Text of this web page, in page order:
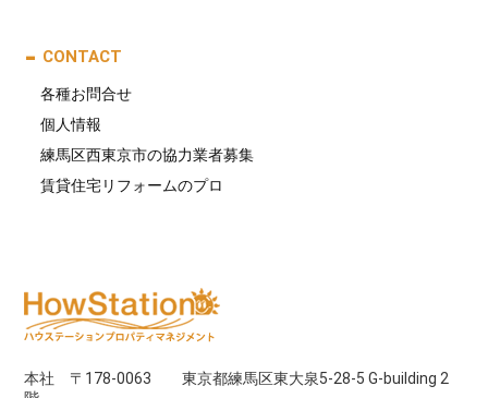
CONTACT
各種お問合せ
個人情報
練馬区西東京市の協力業者募集
賃貸住宅リフォームのプロ
本社 〒178-0063 東京都練馬区東大泉5-28-5 G-building 2